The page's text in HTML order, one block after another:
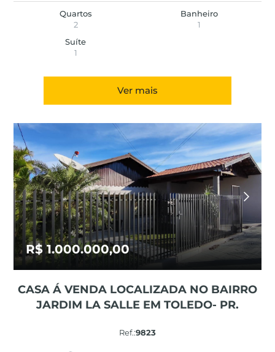
Quartos
2
Banheiro
1
Suíte
1
Ver mais
R$ 1.000.000,00
CASA Á VENDA LOCALIZADA NO BAIRRO
JARDIM LA SALLE EM TOLEDO- PR.
Ref.:9823